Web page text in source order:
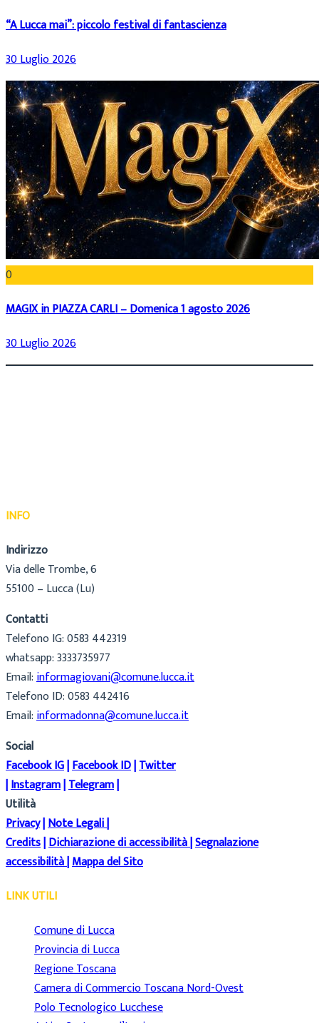
“A Lucca mai”: piccolo festival di fantascienza
30 Luglio 2026
0
MAGIX in PIAZZA CARLI – Domenica 1 agosto 2026
30 Luglio 2026
INFO
Indirizzo
Via delle Trombe, 6
55100 – Lucca (Lu)
Contatti
Telefono IG: 0583 442319
whatsapp: 3333735977
Email:informagiovani@comune.lucca.it
Telefono ID: 0583 442416
Email:informadonna@comune.lucca.it
Social
Facebook IG|Facebook ID|Twitter
|Instagram|Telegram|
Utilità
Privacy|Note Legali|
Credits|Dichiarazione di accessibilità|Segnalazione
accessibilità|Mappa del Sito
LINK UTILI
Comune di Lucca
Provincia di Lucca
Regione Toscana
Camera di Commercio Toscana Nord-Ovest
Polo Tecnologico Lucchese